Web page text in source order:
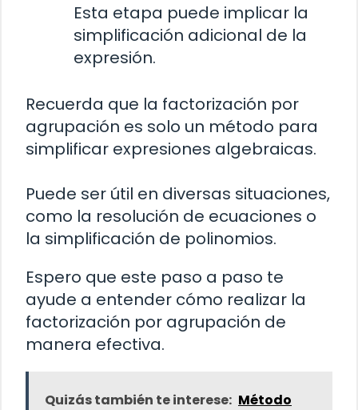
Esta etapa puede implicar la
simplificación adicional de la
expresión.
Recuerda que la factorización por
agrupación es solo un método para
simplificar expresiones algebraicas.
Puede ser útil en diversas situaciones,
como la resolución de ecuaciones o
la simplificación de polinomios.
Espero que este paso a paso te
ayude a entender cómo realizar la
factorización por agrupación de
manera efectiva.
Quizás también te interese: Método